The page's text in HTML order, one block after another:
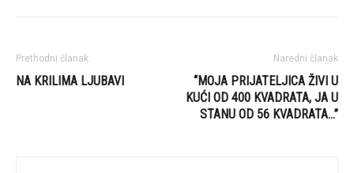
Prethodni članak
NA KRILIMA LJUBAVI
Naredni članak
“MOJA PRIJATELJICA ŽIVI U
KUĆI OD 400 KVADRATA, JA U
STANU OD 56 KVADRATA…”